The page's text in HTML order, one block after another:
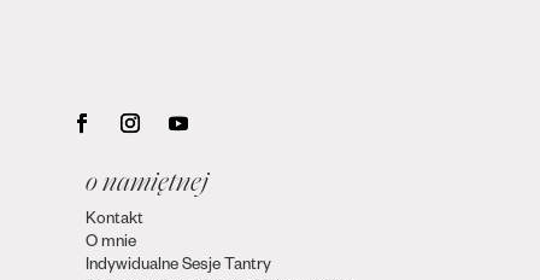
o namiętnej
Kontakt
O mnie
Indywidualne Sesje Tantry